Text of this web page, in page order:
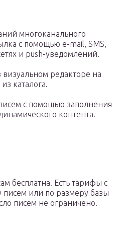
многоканального
с помощью e-mail, SMS,
и push-уведомлений.
редакторе на
каталога.
с помощью заполнения
контента.
бесплатна. Есть тарифы с
писем или по размеру базы
писем не ограничено.